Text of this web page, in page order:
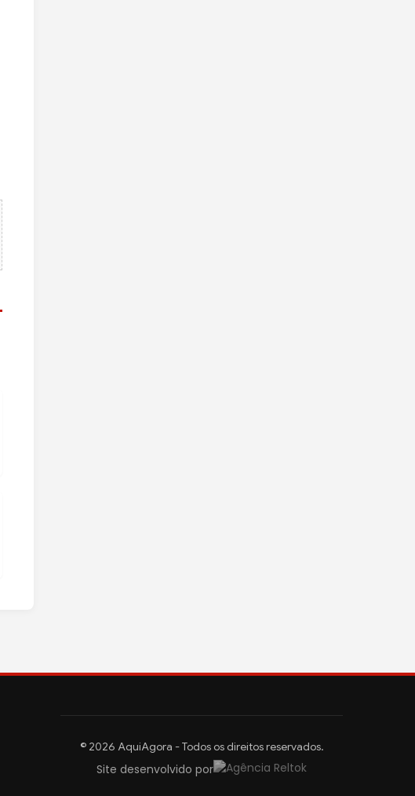
© 2026 AquiAgora - Todos os direitos reservados.
Site desenvolvido por